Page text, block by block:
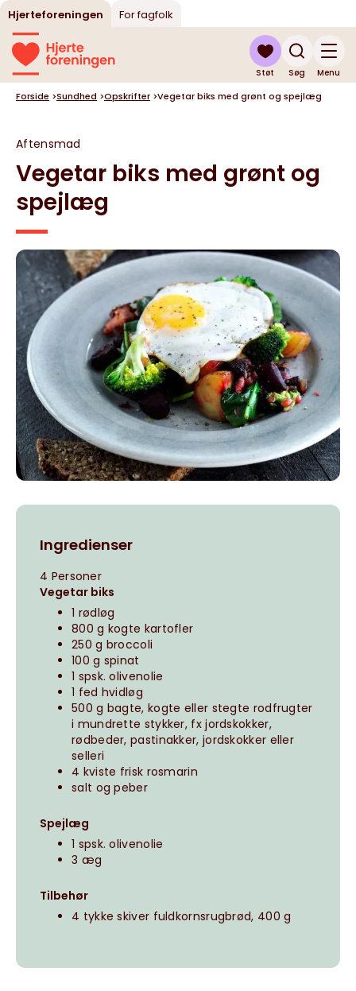
Hjerteforeningen For fagfolk
Søg
Støt Menu
Forside >Sundhed >Opskrifter >Vegetar biks med grønt og spejlæg
Aftensmad
Vegetar biks med grønt og
spejlæg
Ingredienser
4 Personer
Vegetar biks
1 rødløg
800 g kogte kartofler
250 g broccoli
100 g spinat
1 spsk. olivenolie
1 fed hvidløg
500 g bagte, kogte eller stegte rodfrugter
i mundrette stykker, fx jordskokker,
rødbeder, pastinakker, jordskokker eller
selleri
4 kviste frisk rosmarin
salt og peber
Spejlæg
1 spsk. olivenolie
3 æg
Tilbehør
4 tykke skiver fuldkornsrugbrød, 400 g